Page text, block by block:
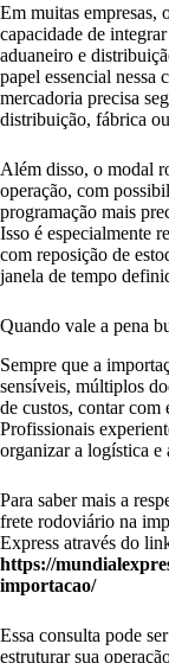
Em muitas empresas,
capacidade de
aduaneiro e
papel essencial nessa
mercadoria precisa
distribuição, fábrica
Além disso, o modal
operação, com
programação mais
Isso é especialmente
com reposição de
janela de tempo
Quando vale a pena
Sempre que a
sensíveis, múltiplos
de custos, contar com
Profissionais
organizar a logística e
Para saber mais a
frete rodoviário na
Express através do
https://
importacao/
Essa consulta pode
estruturar sua